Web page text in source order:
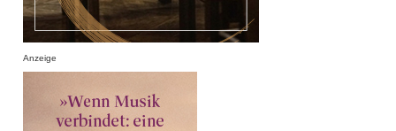
Anzeige